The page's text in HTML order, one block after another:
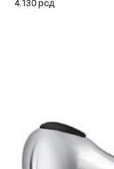
4.130рсд